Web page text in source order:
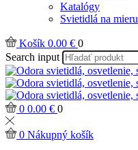
Katalógy
Svietidlá na mieru
Košík 0.00 € 0
Search input
0 0.00 € 0
0 Nákupný košík